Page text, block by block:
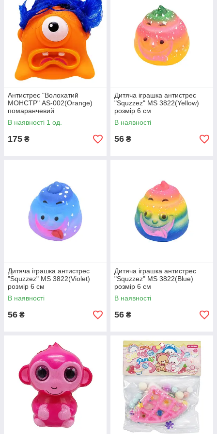
Антистрес "Волохатий
МОНСТР" AS-002(Orange)
помаранчевий
В наявності 1 од.
175 ₴
Дитяча іграшка антистрес
"Squzzez" MS 3822(Yellow)
розмір 6 см
В наявності
56 ₴
Дитяча іграшка антистрес
"Squzzez" MS 3822(Violet)
розмір 6 см
В наявності
56 ₴
Дитяча іграшка антистрес
"Squzzez" MS 3822(Blue)
розмір 6 см
В наявності
56 ₴